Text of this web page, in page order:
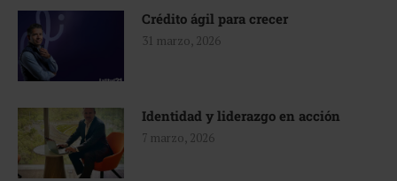
Crédito ágil para crecer
31 marzo, 2026
Identidad y liderazgo en acción
7 marzo, 2026